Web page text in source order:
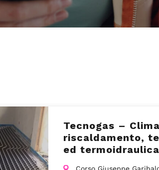
Tecnogas –
riscaldamento,
ed
Corso Giuseppe